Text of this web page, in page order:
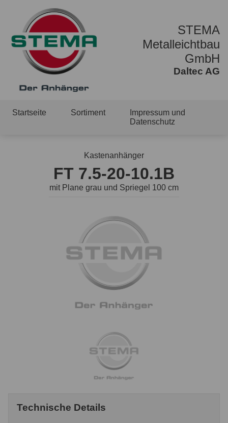
STEMA
Metalleichtbau
GmbH
Daltec AG
Startseite Sortiment
Impressum und
Datenschutz
Kastenanhänger
FT 7.5-20-10.1B
mit Plane grau und Spriegel 100 cm
Technische Details